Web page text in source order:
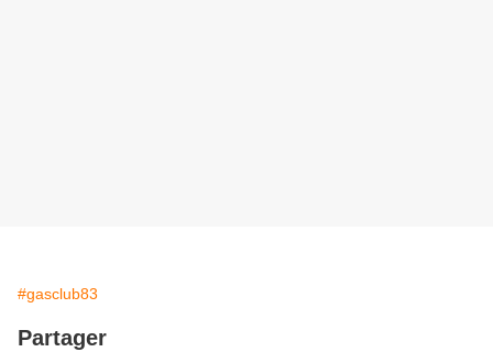
#gasclub83
Partager